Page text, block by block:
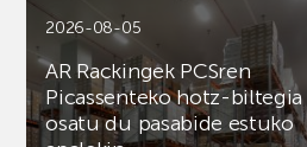
2026-08-05
AR Rackingek PCSren
Picassenteko hotz-biltegia
osatu du pasabide estuko